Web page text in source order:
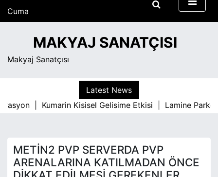
Cuma
Ağustos 7, 2026
7:12 pmMAKYAJ SANATÇISI
Makyaj Sanatçısı
Latest News
|
Kumarin Kisisel Gelisime Etkisi | Lamine Parke
METIN2 PVP SERVERDA PVP
ARENALARINA KATILMADAN ÖNCE